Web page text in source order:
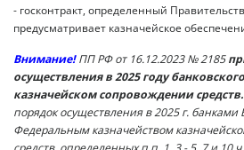
- госконтракт, определенный
предусматривает казначейское
Внимание!ПП РФ от 16.12.2023 № 2185
осуществления в 2025 году
казначейском сопровождении средств.
порядок осуществления в 2025 г.
Федеральным казначейством